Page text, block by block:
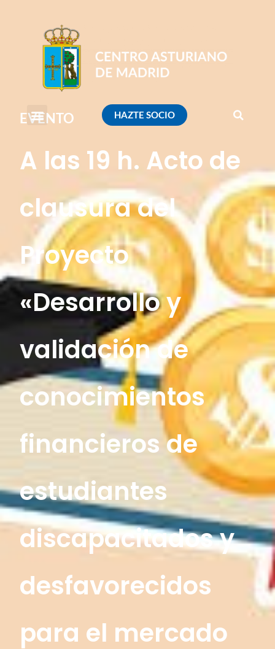
HAZTE SOCIO
EVENTO
A las 19 h. Acto de
clausura del
Proyecto
«Desarrollo y
validación de
conocimientos
financieros de
estudiantes
discapacitados y
desfavorecidos
para el mercado